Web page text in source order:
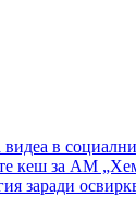
видеа в
кеш за АМ
заради